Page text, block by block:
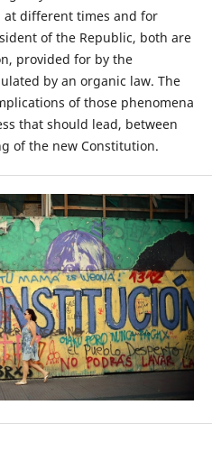
at different times and for
of the Republic, both are
provided for by the
by an organic law. The
of those phenomena
that should lead, between
of the new Constitution.